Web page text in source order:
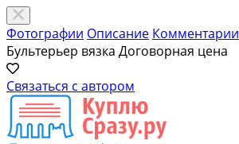
Фотографии Описание Комментарии
Бультерьер вязка Договорная цена
Связаться с автором